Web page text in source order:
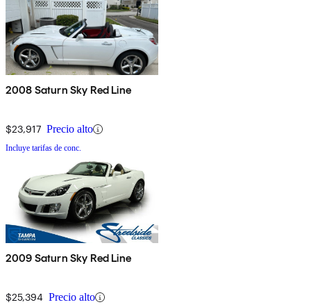
2008 Saturn Sky Red Line
$23,917 Precio alto
Incluye tarifas de conc.
2009 Saturn Sky Red Line
$25,394 Precio alto